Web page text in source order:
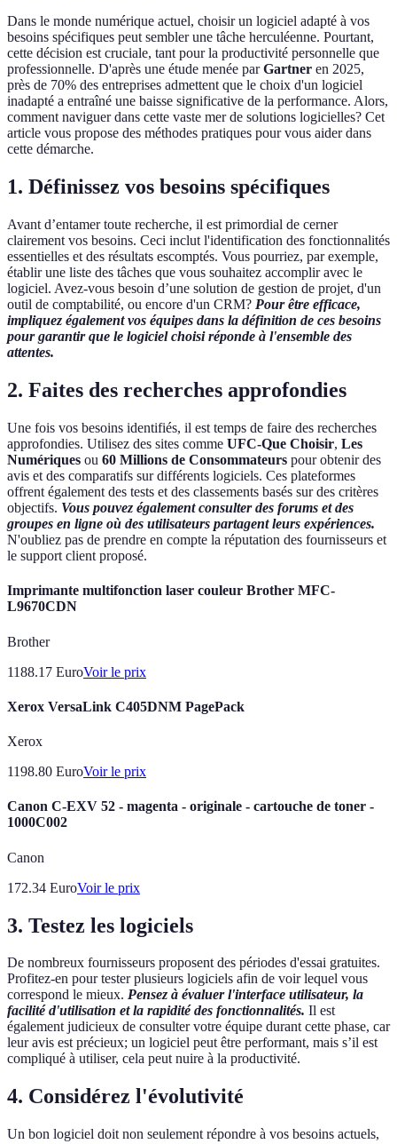
Dans le monde numérique actuel, choisir un logiciel adapté à vos
besoins spécifiques peut sembler une tâche herculéenne. Pourtant,
cette décision est cruciale, tant pour la productivité personnelle que
professionnelle. D'après une étude menée parGartner en 2025,
près de 70% des entreprises admettent que le choix d'un logiciel
inadapté a entraîné une baisse significative de la performance. Alors,
comment naviguer dans cette vaste mer de solutions logicielles? Cet
article vous propose des méthodes pratiques pour vous aider dans
cette démarche.
1. Définissez vos besoins spécifiques
Avant d’entamer toute recherche, il est primordial de cerner
clairement vos besoins. Ceci inclut l'identification des fonctionnalités
essentielles et des résultats escomptés. Vous pourriez, par exemple,
établir une liste des tâches que vous souhaitez accomplir avec le
logiciel. Avez-vous besoin d’une solution de gestion de projet, d'un
outil de comptabilité, ou encore d'un CRM? Pour être efficace,
impliquez également vos équipes dans la définition de ces besoins
pour garantir que le logiciel choisi réponde à l'ensemble des
attentes.
2. Faites des recherches approfondies
Une fois vos besoins identifiés, il est temps de faire des recherches
approfondies. Utilisez des sites comme UFC-Que Choisir, Les
Numériques ou 60 Millions de Consommateurs pour obtenir des
avis et des comparatifs sur différents logiciels. Ces plateformes
offrent également des tests et des classements basés sur des critères
objectifs. Vous pouvez également consulter des forums et des
groupes en ligne où des utilisateurs partagent leurs expériences.
N'oubliez pas de prendre en compte la réputation des fournisseurs et
le support client proposé.
Imprimante multifonction laser couleur Brother MFC-
L9670CDN
Brother
1188.17 EuroVoir le prix
Xerox VersaLink C405DNM PagePack
Xerox
1198.80 EuroVoir le prix
Canon C-EXV 52 - magenta - originale - cartouche de toner -
1000C002
Canon
172.34 EuroVoir le prix
3. Testez les logiciels
De nombreux fournisseurs proposent des périodes d'essai gratuites.
Profitez-en pour tester plusieurs logiciels afin de voir lequel vous
correspond le mieux. Pensez à évaluer l'interface utilisateur, la
facilité d'utilisation et la rapidité des fonctionnalités. Il est
également judicieux de consulter votre équipe durant cette phase, car
leur avis est précieux; un logiciel peut être performant, mais s’il est
compliqué à utiliser, cela peut nuire à la productivité.
4. Considérez l'évolutivité
Un bon logiciel doit non seulement répondre à vos besoins actuels,